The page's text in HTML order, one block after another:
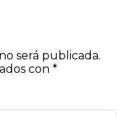
será publicada.
con *